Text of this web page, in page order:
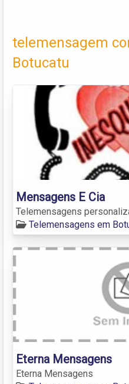
telemensagem
Botucatu
Mensagens E Cia
Telemensagens
Telemensagens em
Eterna Mensagens
Eterna Mensagens